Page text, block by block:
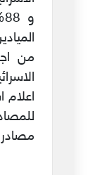
من
اعلام
مصادر